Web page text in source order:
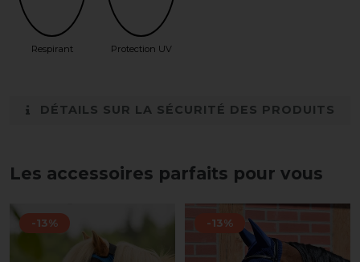
Respirant Protection UV
DÉTAILS SUR LA SÉCURITÉ DES PRODUITS
Les accessoires parfaits pour vous
-13% -13%